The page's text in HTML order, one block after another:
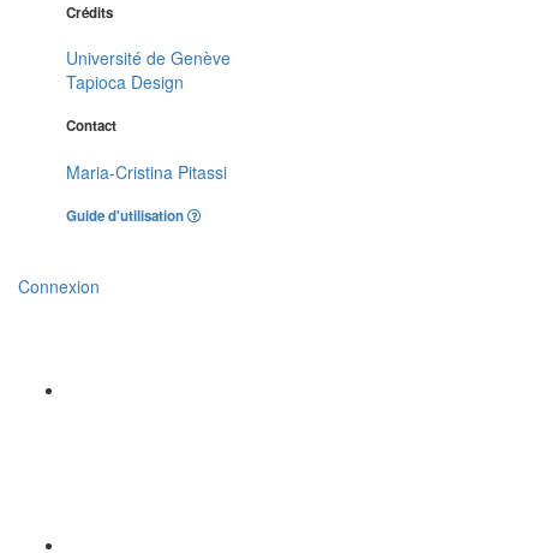
Crédits
Université de Genève
Tapioca Design
Contact
Maria-Cristina Pitassi
Guide d'utilisation
Connexion